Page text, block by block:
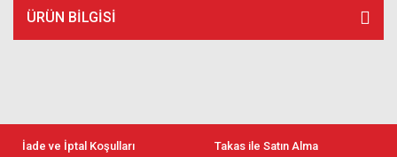
ÜRÜN BILGISI
İade ve İptal Koşulları Takas ile Satın Alma